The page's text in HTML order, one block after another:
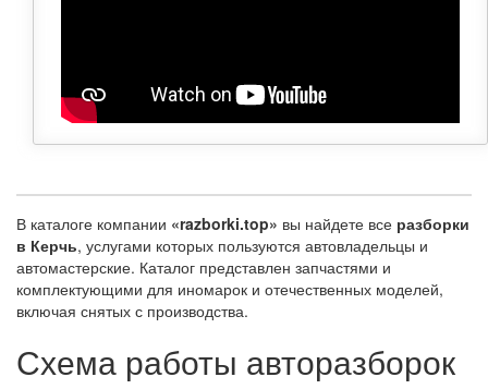
В каталоге компании «razborki.top» вы найдете все разборки
в Керчь, услугами которых пользуются автовладельцы и
автомастерские. Каталог представлен запчастями и
комплектующими для иномарок и отечественных моделей,
включая снятых с производства.
Схема работы авторазборок